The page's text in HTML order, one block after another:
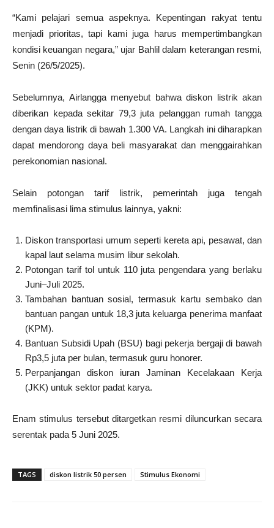
“Kami pelajari semua aspeknya. Kepentingan rakyat tentu
menjadi prioritas, tapi kami juga harus mempertimbangkan
kondisi keuangan negara,” ujar Bahlil dalam keterangan resmi,
Senin (26/5/2025).
Sebelumnya, Airlangga menyebut bahwa diskon listrik akan
diberikan kepada sekitar 79,3 juta pelanggan rumah tangga
dengan daya listrik di bawah 1.300 VA. Langkah ini diharapkan
dapat mendorong daya beli masyarakat dan menggairahkan
perekonomian nasional.
Selain potongan tarif listrik, pemerintah juga tengah
memfinalisasi lima stimulus lainnya, yakni:
Diskon transportasi umum seperti kereta api, pesawat, dan
kapal laut selama musim libur sekolah.
Potongan tarif tol untuk 110 juta pengendara yang berlaku
Juni–Juli 2025.
Tambahan bantuan sosial, termasuk kartu sembako dan
bantuan pangan untuk 18,3 juta keluarga penerima manfaat
(KPM).
Bantuan Subsidi Upah (BSU) bagi pekerja bergaji di bawah
Rp3,5 juta per bulan, termasuk guru honorer.
Perpanjangan diskon iuran Jaminan Kecelakaan Kerja
(JKK) untuk sektor padat karya.
Enam stimulus tersebut ditargetkan resmi diluncurkan secara
serentak pada 5 Juni 2025.
TAGS diskon listrik 50 persen Stimulus Ekonomi